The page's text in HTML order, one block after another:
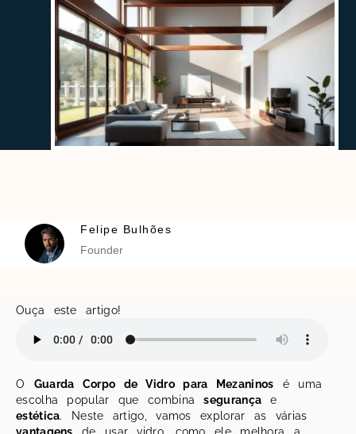
Felipe Bulhões
Founder
Ouça este artigo!
O Guarda Corpo de Vidro para Mezaninos é uma
escolha popular que combinasegurança e
estética. Neste artigo, vamos explorar as várias